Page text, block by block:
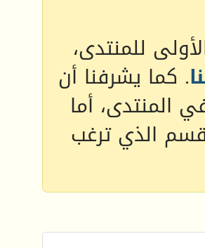
للمنتدى،
. كما يشرفنا أن
المنتدى، أما
الذي ترغب